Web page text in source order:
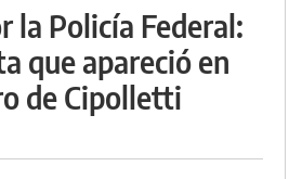
la Policía Federal:
que apareció en
de Cipolletti